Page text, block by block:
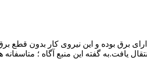
برق بوده و این نیروی کار بدون قطع